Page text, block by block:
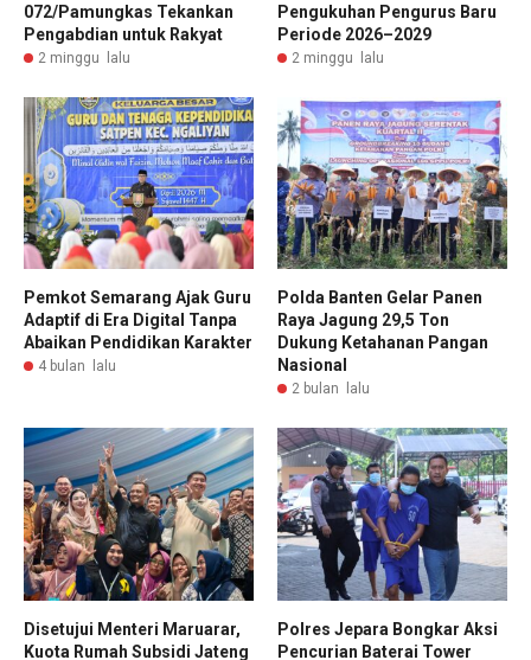
072/Pamungkas Tekankan
Pengabdian untuk Rakyat
2 minggu lalu
Pengukuhan Pengurus Baru
Periode 2026–2029
2 minggu lalu
Pemkot Semarang Ajak Guru
Adaptif di Era Digital Tanpa
Abaikan Pendidikan Karakter
4 bulan lalu
Polda Banten Gelar Panen
Raya Jagung 29,5 Ton
Dukung Ketahanan Pangan
Nasional
2 bulan lalu
Disetujui Menteri Maruarar,
Kuota Rumah Subsidi Jateng
Polres Jepara Bongkar Aksi
Pencurian Baterai Tower